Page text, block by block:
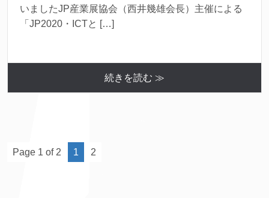
いましたJP産業展協会（西井幾雄会長）主催による
「JP2020・ICTと […]
続きを読む ≫
Page 1 of 2 1 2